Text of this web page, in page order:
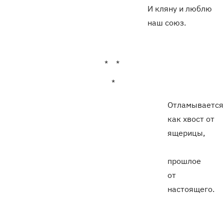
И кляну и люблю
наш союз.
* *
*
как хвост от
ящерицы,
прошлое
от
настоящего.